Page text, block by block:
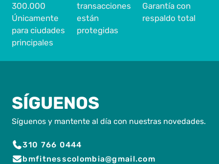
300.000
Únicamente
para ciudades
principales
transacciones
están
protegidas
Garantía con
respaldo total
SÍGUENOS
Síguenos y mantente al día con nuestras novedades.
310 766 0444
bmfitnesscolombia@gmail.com